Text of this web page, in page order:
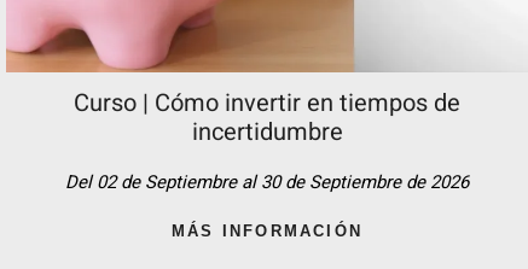
Curso | Cómo invertir en tiempos de
incertidumbre
Del 02 de Septiembre al 30 de Septiembre de 2026
MÁS INFORMACIÓN